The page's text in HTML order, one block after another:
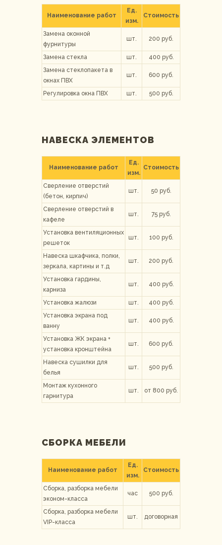
Наименование работ
Ед.
изм.
Стоимость
Замена оконной
фурнитуры
шт. 200 руб.
Замена стекла шт.
400 руб.
Замена стеклопакета в
окнах ПВХ
шт. 600 руб.
Регулировка окна ПВХ шт. 500 руб.
НАВЕСКА ЭЛЕМЕНТОВ
Наименование работ
Ед.
изм.
Стоимость
Сверление отверстий
(бетон, кирпич)
шт. 50 руб.
Сверление отверстий в
кафеле
шт. 75 руб.
Установка вентиляционных
решеток
шт. 100 руб.
Навеска шкафчика, полки,
зеркала, картины и т.д
шт. 200 руб.
Установка гардины,
карниза
шт. 400 руб.
Установка жалюзи шт.
400 руб.
Установка экрана под
ванну
шт. 400 руб.
Установка ЖК экрана +
установка кронштейна
шт. 600 руб.
Навеска сушилки для
белья
шт. 500 руб.
Монтаж кухонного
гарнитура
шт. от 800 руб.
СБОРКА МЕБЕЛИ
Наименование работ
Ед.
изм.
Стоимость
Сборка, разборка мебели
эконом-класса
час 500 руб.
Сборка, разборка мебели
VIP-класса
шт. договорная